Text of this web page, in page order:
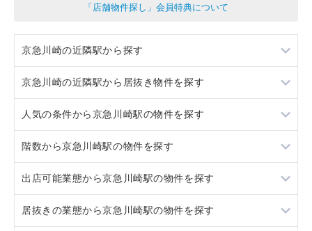
「店舗物件探し」会員特典について
京急川崎の近隣駅から探す
八丁畷
京急川崎の近隣駅から居抜き物件を探す
八丁畷
人気の条件から京急川崎駅の物件を探す
居抜き
スケルトン
ロードサイド物件
階数から京急川崎駅の物件を探す
地下
1階
出店可能業態から京急川崎駅の物件を探す
重飲食
居抜きの業態から京急川崎駅の物件を探す